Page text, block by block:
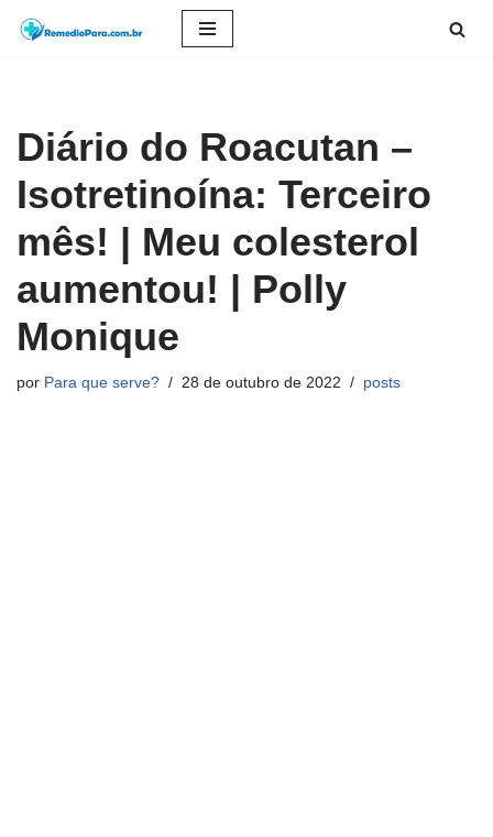
conteúdo
Diário do Roacutan –
Isotretinoína: Terceiro
mês! | Meu colesterol
aumentou! | Polly
Monique
por Para que serve? 28 de outubro de 2022 posts